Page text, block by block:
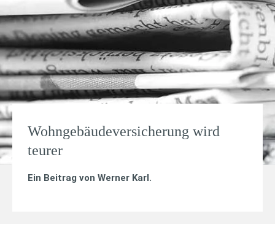
Wohngebäudeversicherung wird
teurer
Ein Beitrag von Werner Karl.